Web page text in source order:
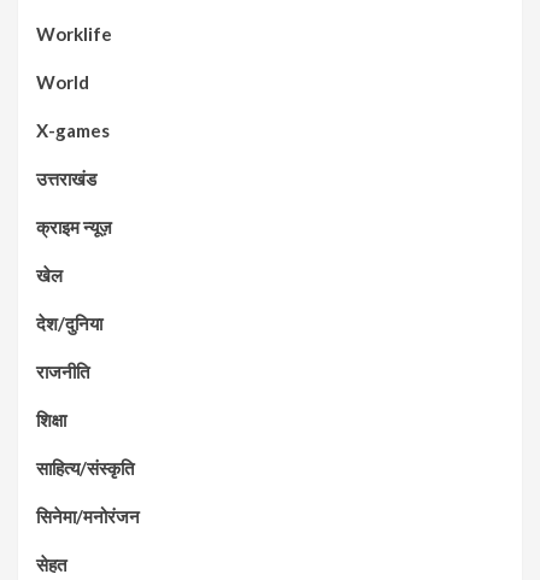
Worklife
World
X-games
उत्तराखंड
क्राइम न्यूज़
खेल
देश/दुनिया
राजनीति
शिक्षा
साहित्य/संस्कृति
सिनेमा/मनोरंजन
सेहत